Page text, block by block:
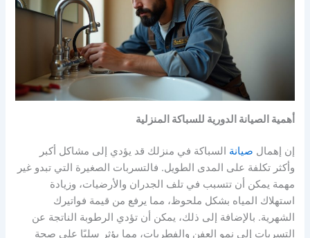
أهمية الصيانة الدورية للسباكة المنزلية
إن إهمال صيانة السباكة في منزلك قد يؤدي إلى مشاكل أكبر
وأكثر تكلفة على المدى الطويل. فالتسربات الصغيرة التي تبدو غير
مهمة يمكن أن تتسبب في تلف الجدران والأرضيات، وزيادة
استهلاك المياه بشكل ملحوظ، مما يرفع من قيمة فواتيرك
الشهرية. بالإضافة إلى ذلك، يمكن أن تؤدي الرطوبة الناتجة عن
التسربات إلى نمو العفن والفطريات، مما يؤثر سلبًا على صحة